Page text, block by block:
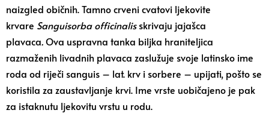
naizgled običnih. Tamno crveni cvatovi ljekovite
krvare Sanguisorba officinalisskrivaju jajašca
plavaca.Ova uspravna tanka biljka hraniteljica
razmaženih livadnih plavaca zaslužuje svoje latinsko ime
roda od riječi sanguis – lat. krv i sorbere – upijati, pošto se
koristila za zaustavljanje krvi. Ime vrste uobičajeno je pak
za istaknutu ljekovitu vrstu u rodu.